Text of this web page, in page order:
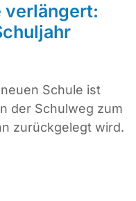
verlängert:
Schule ist
der Schulweg zum
zurückgelegt wird.